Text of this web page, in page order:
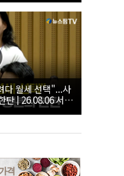
다 월세 선택"...사
탄 | 26.08.06 서울